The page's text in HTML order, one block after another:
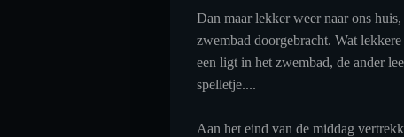
Dan maar lekker weer naar ons
zwembad doorgebracht. Wat
een ligt in het zwembad, de ander
spelletje....
Aan het eind van de middag